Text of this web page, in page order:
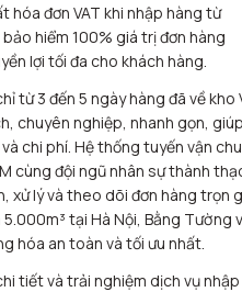
hóa đơn VAT khi nhập hàng từ
hiểm 100% giá trị đơn hàng
lợi tối đa cho khách hàng.
từ 3 đến 5 ngày hàng đã về kho
chuyên nghiệp, nhanh gọn,
chi phí. Hệ thống tuyến vận
cùng đội ngũ nhân sự thành
xử lý và theo dõi đơn hàng trọn
tại Hà Nội, Bằng Tường
hóa an toàn và tối ưu nhất.
tiết và trải nghiệm dịch vụ nhập